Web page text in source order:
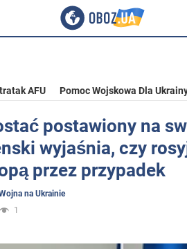
AFU Pomoc Wojskowa Dla
postawiony na
wyjaśnia, czy
przez przypadek
na Ukrainie
1